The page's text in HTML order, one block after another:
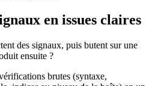
en issues claires
des signaux, puis butent sur une
ensuite ?
brutes (syntaxe,